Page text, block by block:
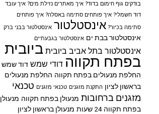
בודקים גוף חימום בדוד? איך מאתרים נזילת מים? איך עובד
דוד חשמלי? איך פותחים סתימה באסלה? איך פותחים
סתימה בכיור? אינסטלטור אינסטלטור בבני ברק
אינסטלטור בבת ים אינסטלטור בגבעתיים
אינסטלטור בתל אביב ביובית ביובית
בפתח תקווה דודי שמש דוד שמש
החלפת מנעולים בפתח תקווה החלפת מנעולים
בראשון לציון התקנת מזגנים טכנאי מזגנים טכנאי
מזגנים ברחובות מנעולן בפתח תקווה מנעולן
בפתח תקווה 24 שעות
מנעולן בראשון לציון